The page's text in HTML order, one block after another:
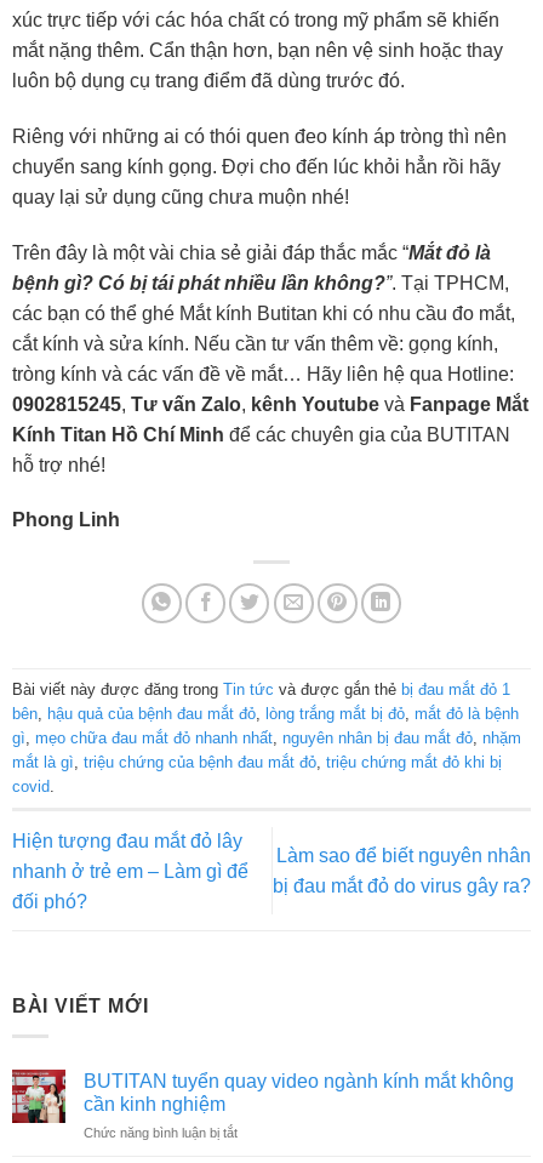
xúc trực tiếp với các hóa chất có trong mỹ phẩm sẽ khiến
mắt nặng thêm. Cẩn thận hơn, bạn nên vệ sinh hoặc thay
luôn bộ dụng cụ trang điểm đã dùng trước đó.
Riêng với những ai có thói quen đeo kính áp tròng thì nên
chuyển sang kính gọng. Đợi cho đến lúc khỏi hẳn rồi hãy
quay lại sử dụng cũng chưa muộn nhé!
Trên đây là một vài chia sẻ giải đáp thắc mắc “Mắt đỏ là
bệnh gì? Có bị tái phát nhiều lần không?”. Tại TPHCM,
các bạn có thể ghé Mắt kính Butitan khi có nhu cầu đo mắt,
cắt kính và sửa kính. Nếu cần tư vấn thêm về: gọng kính,
tròng kính và các vấn đề về mắt… Hãy liên hệ qua Hotline:
0902815245, Tư vấn Zalo, kênh Youtube và Fanpage Mắt
Kính Titan Hồ Chí Minh để các chuyên gia của BUTITAN
hỗ trợ nhé!
Phong Linh
Bài viết này được đăng trong Tin tức và được gắn thẻ bị đau mắt đỏ 1
bên, hậu quả của bệnh đau mắt đỏ, lòng trắng mắt bị đỏ, mắt đỏ là bệnh
gì mẹo chữa đau mắt đỏ nhanh nhất, nguyên nhân bị đau mắt đỏ, nhặm
mắt là gì triệu chứng của bệnh đau mắt đỏ, triệu chứng mắt đỏ khi bị
covid.
Hiện tượng đau mắt đỏ lây
nhanh ở trẻ em – Làm gì để
đối phó?
Làm sao để biết nguyên nhân
bị đau mắt đỏ do virus gây ra?
BÀI VIẾT MỚI
BUTITAN tuyển quay video ngành kính mắt không
cần kinh nghiệm
Chức năng bình luận bị tắtở